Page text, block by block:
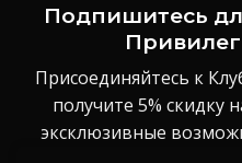
Подпишитесь
Присоединяйтесь к
получите 5% скидку
эксклюзивные